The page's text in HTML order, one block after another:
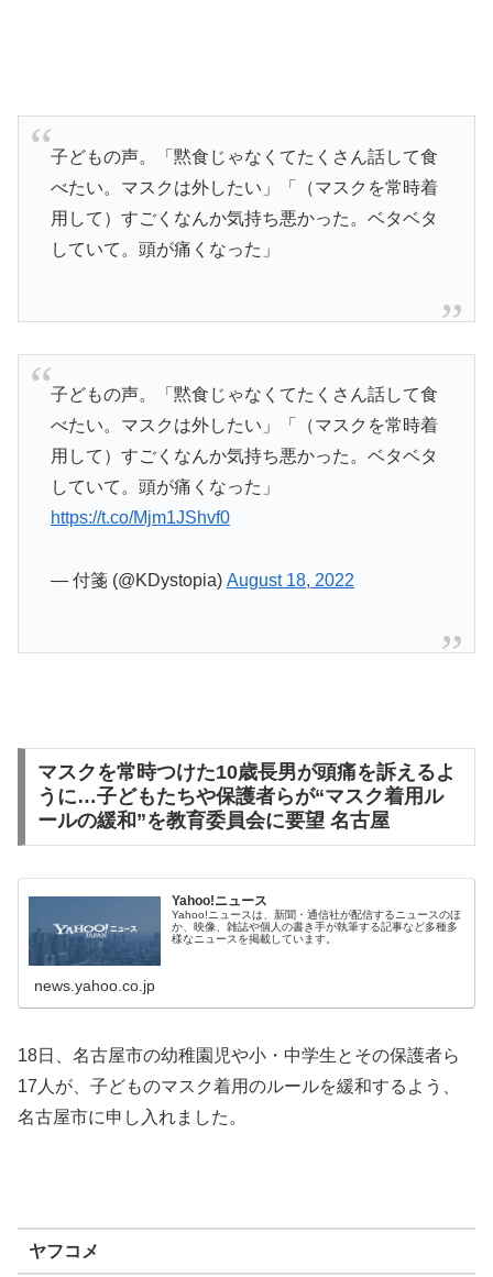
子どもの声。「黙食じゃなくてたくさん話して食
べたい。マスクは外したい」「（マスクを常時着
用して）すごくなんか気持ち悪かった。ベタベタ
していて。頭が痛くなった」
子どもの声。「黙食じゃなくてたくさん話して食
べたい。マスクは外したい」「（マスクを常時着
用して）すごくなんか気持ち悪かった。ベタベタ
していて。頭が痛くなった」
https://t.co/Mjm1JShvf0
— 付箋 (@KDystopia) August 18, 2022
マスクを常時つけた10歳長男が頭痛を訴えるよ
うに…子どもたちや保護者らが“マスク着用ル
ールの緩和”を教育委員会に要望 名古屋
Yahoo!ニュース
Yahoo!ニュースは、新聞・通信社が配信するニュースのほ
か、映像、雑誌や個人の書き手が執筆する記事など多種多
様なニュースを掲載しています。
news.yahoo.co.jp
18日、名古屋市の幼稚園児や小・中学生とその保護者ら
17人が、子どものマスク着用のルールを緩和するよう、
名古屋市に申し入れました。
ヤフコメ